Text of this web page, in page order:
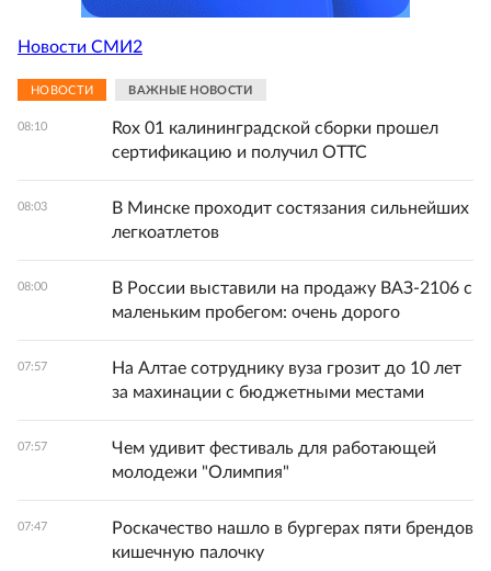
Новости СМИ2
НОВОСТИ ВАЖНЫЕ НОВОСТИ
08:10
Rox 01 калининградской сборки прошел
сертификацию и получил ОТТС
08:03
В Минске проходит состязания сильнейших
легкоатлетов
08:00
В России выставили на продажу ВАЗ-2106 с
маленьким пробегом: очень дорого
07:57
На Алтае сотруднику вуза грозит до 10 лет
за махинации с бюджетными местами
07:57
Чем удивит фестиваль для работающей
молодежи "Олимпия"
07:47
Роскачество нашло в бургерах пяти брендов
кишечную палочку